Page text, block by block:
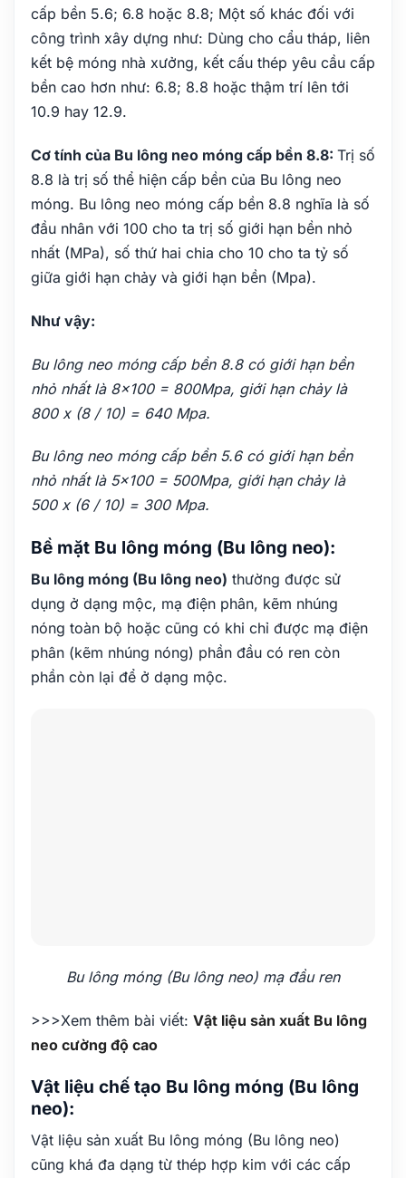
cấp bền 5.6; 6.8 hoặc 8.8; Một số khác đối với
công trình xây dựng như: Dùng cho cẩu tháp, liên
kết bệ móng nhà xưởng, kết cấu thép yêu cầu cấp
bền cao hơn như: 6.8; 8.8 hoặc thậm trí lên tới
10.9 hay 12.9.
Cơ tính của Bu lông neo móng cấp bền 8.8: Trị số
8.8 là trị số thể hiện cấp bền của Bu lông neo
móng. Bu lông neo móng cấp bền 8.8 nghĩa là số
đầu nhân với 100 cho ta trị số giới hạn bền nhỏ
nhất (MPa), số thứ hai chia cho 10 cho ta tỷ số
giữa giới hạn chảy và giới hạn bền (Mpa).
Như vậy:
Bu lông neo móng cấp bền 8.8 có giới hạn bền
nhỏ nhất là 8×100 = 800Mpa, giới hạn chảy là
800 x (8 / 10) = 640 Mpa.
Bu lông neo móng cấp bền 5.6 có giới hạn bền
nhỏ nhất là 5×100 = 500Mpa, giới hạn chảy là
500 x (6 / 10) = 300 Mpa.
Bề mặt Bu lông móng (Bu lông neo):
Bu lông móng (Bu lông neo) thường được sử
dụng ở dạng mộc, mạ điện phân, kẽm nhúng
nóng toàn bộ hoặc cũng có khi chỉ được mạ điện
phân (kẽm nhúng nóng) phần đầu có ren còn
phần còn lại để ở dạng mộc.
Bu lông móng (Bu lông neo) mạ đầu ren
>>>Xem thêm bài viết: Vật liệu sản xuất Bu lông
neo cường độ cao
Vật liệu chế tạo Bu lông móng (Bu lông
neo):
Vật liệu sản xuất Bu lông móng (Bu lông neo)
cũng khá đa dạng từ thép hợp kim với các cấp